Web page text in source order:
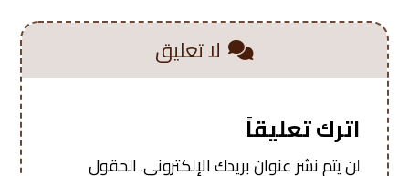
لا تعليق
اترك تعليقاً
لن يتم نشر عنوان بريدك الإلكتروني.الحقول